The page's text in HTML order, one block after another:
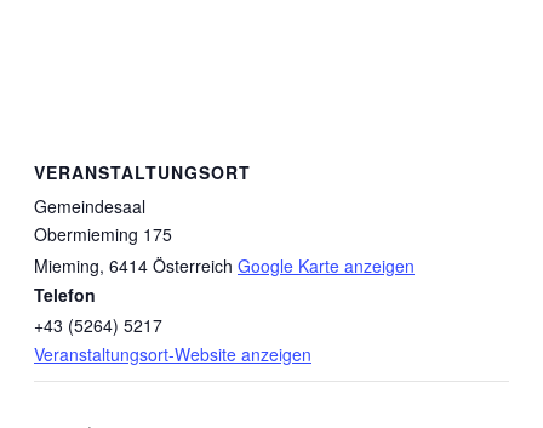
VERANSTALTUNGSORT
Gemeindesaal
Obermieming 175
Mieming, 6414 Österreich Google Karte anzeigen
Telefon
+43 (5264) 5217
Veranstaltungsort-Website anzeigen